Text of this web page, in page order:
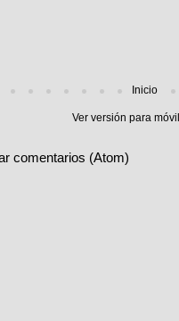
Inicio
Ver versión para
comentarios (Atom)